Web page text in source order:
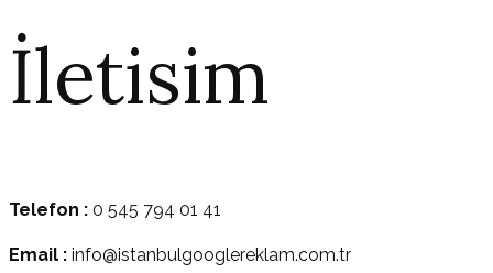
İletisim
Telefon : 0 545 794 01 41
Email : info@istanbulgooglereklam.com.tr